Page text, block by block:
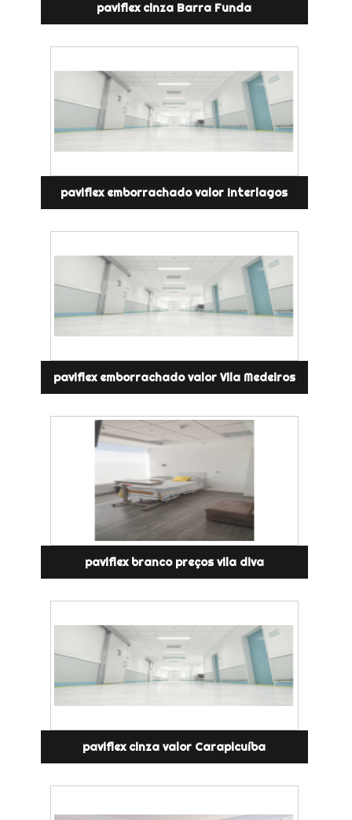
paviflex cinza Barra Funda
paviflex emborrachado valor Interlagos
paviflex emborrachado valor Vila Medeiros
paviflex branco preços vila diva
paviflex cinza valor Carapicuíba